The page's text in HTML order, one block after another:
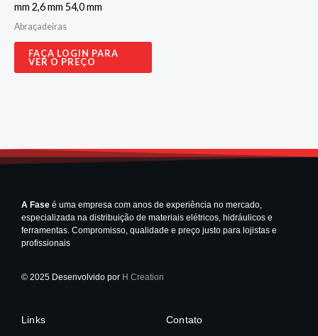
mm 2,6 mm 54,0 mm
Abraçadeiras
FAÇA LOGIN PARA
VER O PREÇO
A Fase é uma empresa com anos de experiência no mercado,
especializada na distribuição de materiais elétricos, hidráulicos e
ferramentas. Compromisso, qualidade e preço justo para lojistas e
profissionais
© 2025 Desenvolvido por H Creation
Links Contato